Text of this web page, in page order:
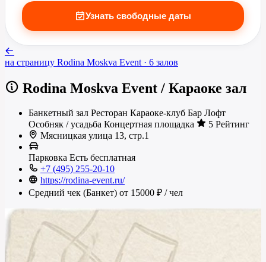
Узнать свободные даты
на страницу Rodina Moskva Event · 6 залов
Rodina Moskva Event / Караоке зал
Банкетный зал Ресторан Караоке-клуб Бар Лофт
Особняк / усадьба Концертная площадка
5 Рейтинг
Мясницкая улица 13, стр.1
Парковка Есть бесплатная
+7 (495) 255-20-10
https://rodina-event.ru/
Средний чек (Банкет) от 15000 ₽ / чел